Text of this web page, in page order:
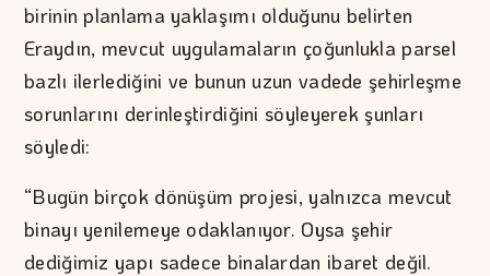
birinin planlama yaklaşımı olduğunu belirten
Eraydın, mevcut uygulamaların çoğunlukla parsel
bazlı ilerlediğini ve bunun uzun vadede şehirleşme
sorunlarını derinleştirdiğini söyleyerek şunları
söyledi:
“Bugün birçok dönüşüm projesi, yalnızca mevcut
binayı yenilemeye odaklanıyor. Oysa şehir
dediğimiz yapı sadece binalardan ibaret değil.